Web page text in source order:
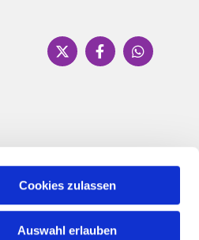
Cookies zulassen
Auswahl erlauben